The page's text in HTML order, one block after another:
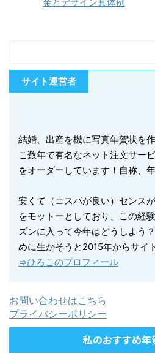
サイト運営者
結婚、出産を機に写真年賀状を
こ数年で有名なネット注文サー
をオーダーしています！自称、
安くて（コスパが良い）センス
をモットーとしており、この経
ズンに入って今年はどうしよう
めに生かそうと2015年からサイ
⇒ひろこのプロフィール
お問い合わせはこちら
プライバシーポリシー
私のおすすめ年